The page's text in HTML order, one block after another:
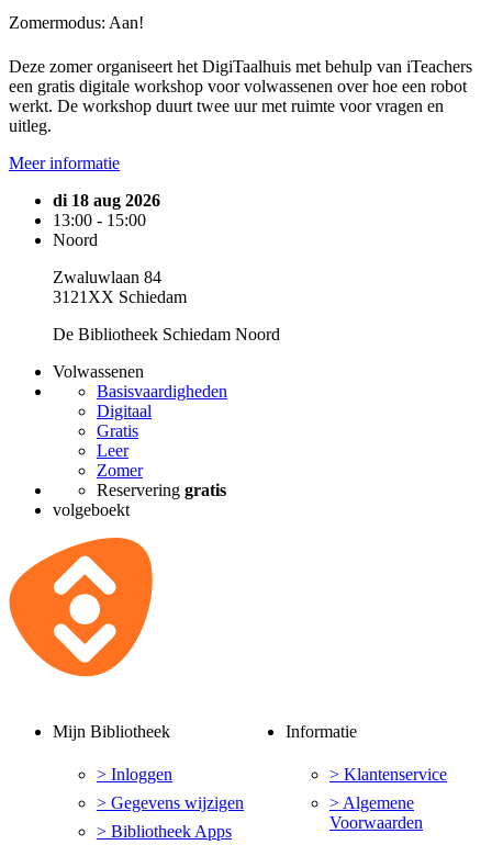
Zomermodus: Aan!
Deze zomer organiseert het DigiTaalhuis met behulp van iTeachers
een gratis digitale workshop voor volwassenen over hoe een robot
werkt. De workshop duurt twee uur met ruimte voor vragen en
uitleg.
Meer informatie
di 18 aug 2026
13:00 - 15:00
Noord
Zwaluwlaan 84
3121XX Schiedam
De Bibliotheek Schiedam Noord
Volwassenen
Basisvaardigheden
Digitaal
Gratis
Leer
Zomer
Reservering gratis
volgeboekt
Mijn Bibliotheek
> Inloggen
> Gegevens wijzigen
> Bibliotheek Apps
Informatie
> Klantenservice
> Algemene
Voorwaarden